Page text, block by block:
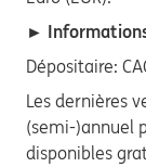
►
Dépositaire:
Les dernières
(semi-)annuel
disponibles